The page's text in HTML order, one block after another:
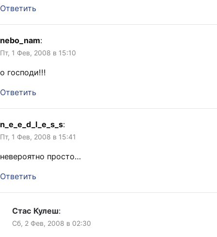
Ответить
nebo_nam:
Пт, 1 Фев, 2008 в 15:10
о господи!!!
Ответить
n_e_e_d_l_e_s_s:
Пт, 1 Фев, 2008 в 15:41
невероятно просто…
Ответить
Стас Кулеш:
Сб, 2 Фев, 2008 в 02:30